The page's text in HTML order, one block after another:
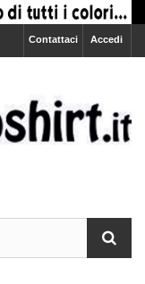
Accedi
Contattaci